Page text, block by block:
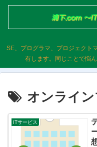
SE、プログラマ、プロジェクト
有します。同じことで悩
オンライ
ITサービス